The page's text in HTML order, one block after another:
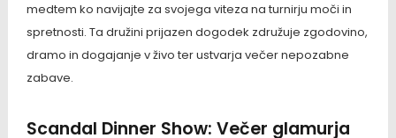
medtem ko navijajte za svojega viteza na turnirju moči in
spretnosti. Ta družini prijazen dogodek združuje zgodovino,
dramo in dogajanje v živo ter ustvarja večer nepozabne
zabave.
Scandal Dinner Show: Večer glamurja